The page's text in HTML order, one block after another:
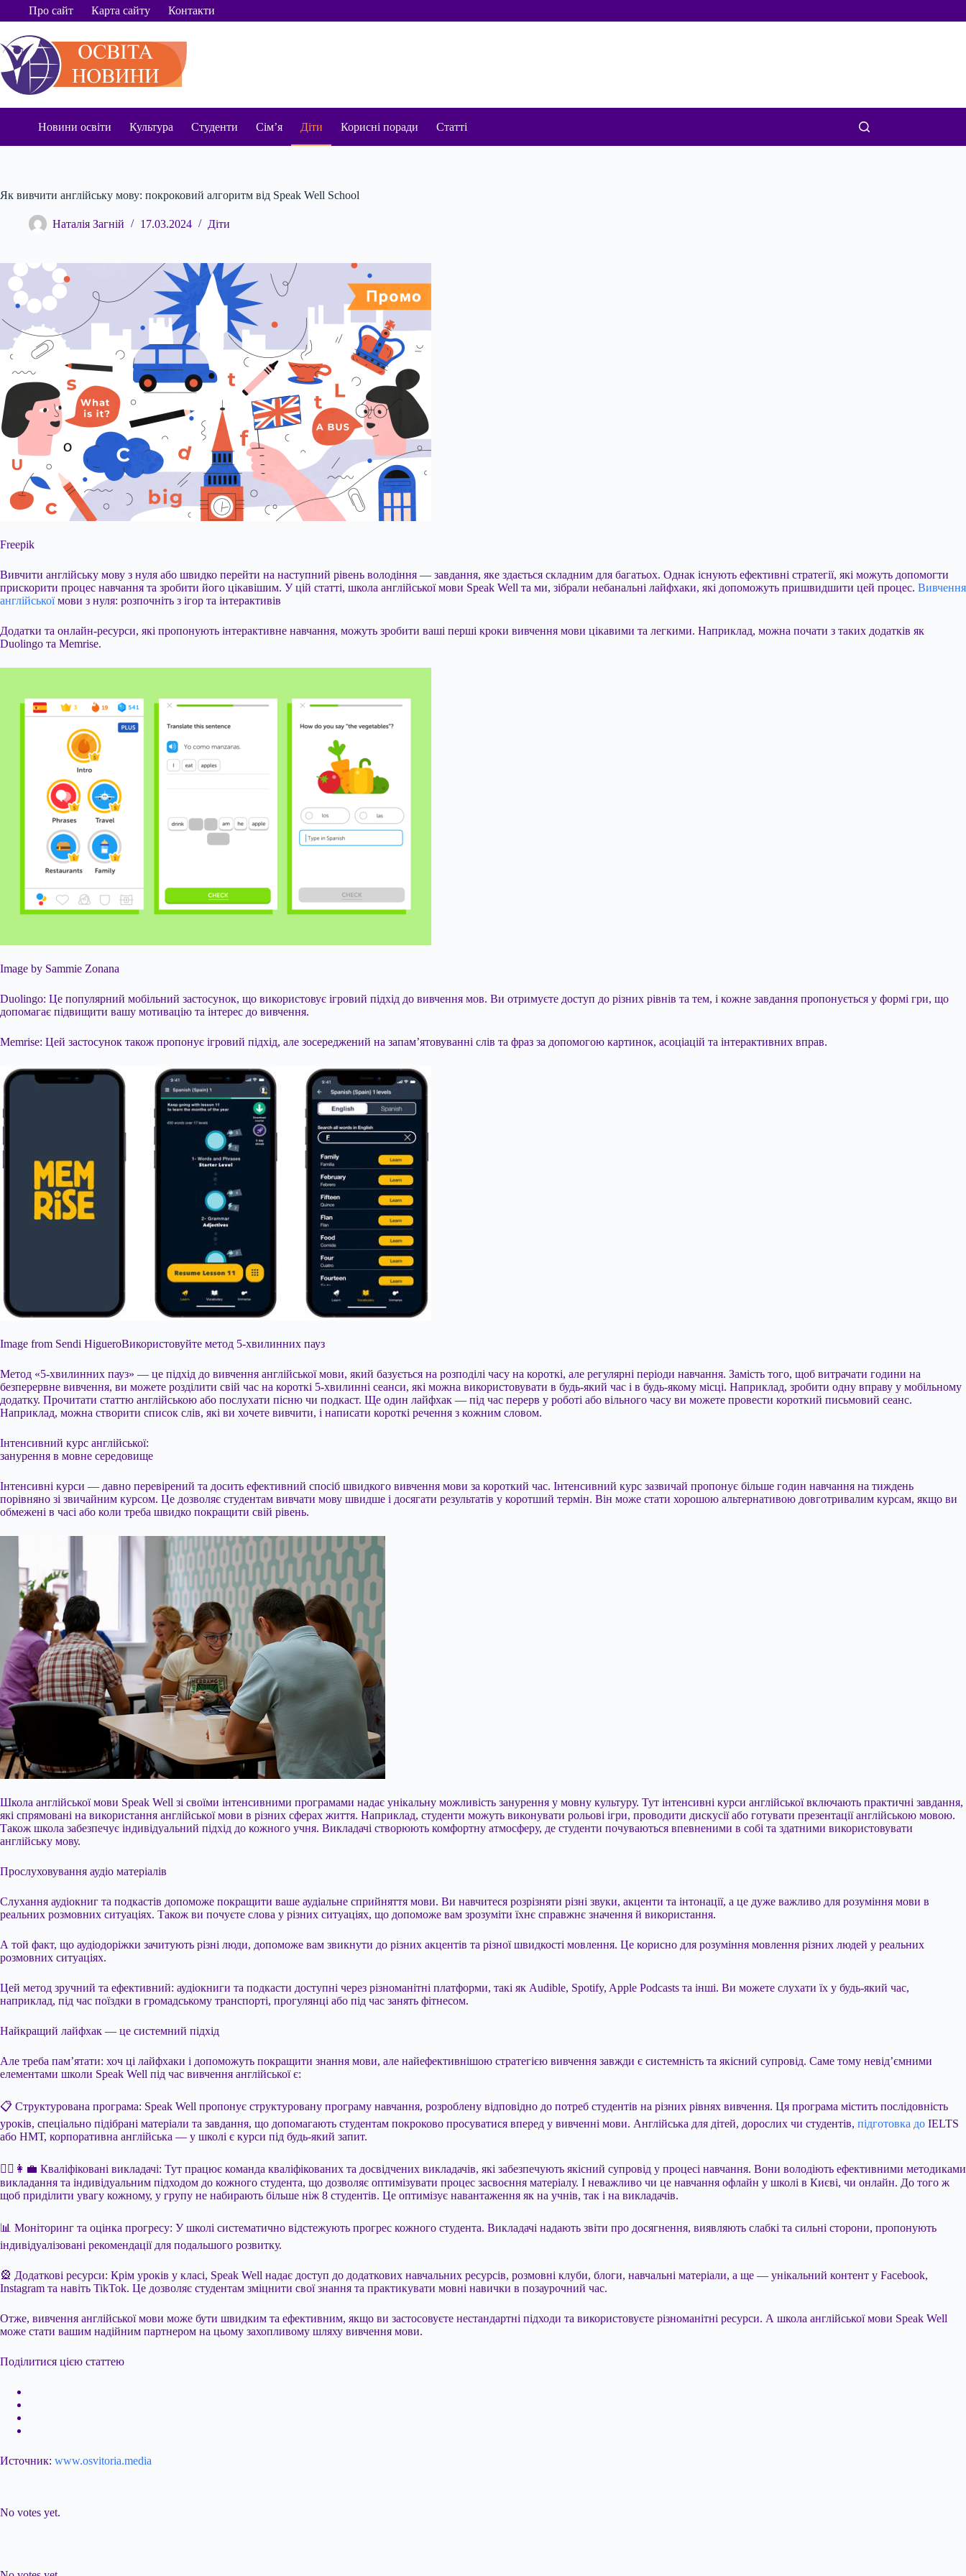
ПерейтиПро сайт Карта сайту Контакти
Новини освіти Культура Студенти Сім’я Діти Корисні поради Статті
Як вивчити англійську мову: покроковий алгоритм від Speak Well School
Наталія Загній 17.03.2024 Діти
Freepik
Вивчити англійську мову з нуля або швидко перейти на наступний рівень володіння — завдання, яке здається складним для багатьох. Однак існують ефективні стратегії, які можуть допомогти
прискорити процес навчання та зробити його цікавішим. У цій статті, школа англійської мови Speak Well та ми, зібрали небанальні лайфхаки, які допоможуть пришвидшити цей процес. Вивчення
англійськоїмови з нуля: розпочніть з ігор та інтерактивів
Додатки та онлайн-ресурси, які пропонують інтерактивне навчання, можуть зробити ваші перші кроки вивчення мови цікавими та легкими. Наприклад, можна почати з таких додатків як
Duolingo та Memrise.
Image by Sammie Zonana
Duolingo: Це популярний мобільний застосунок, що використовує ігровий підхід до вивчення мов. Ви отримуєте доступ до різних рівнів та тем, і кожне завдання пропонується у формі гри, що
допомагає підвищити вашу мотивацію та інтерес до вивчення.
Memrise: Цей застосунок також пропонує ігровий підхід, але зосереджений на запам’ятовуванні слів та фраз за допомогою картинок, асоціацій та інтерактивних вправ.
Image from Sendi HigueroВикористовуйте метод 5-хвилинних пауз
Метод «5-хвилинних пауз» — це підхід до вивчення англійської мови, який базується на розподілі часу на короткі, але регулярні періоди навчання. Замість того, щоб витрачати години на
безперервне вивчення, ви можете розділити свій час на короткі 5-хвилинні сеанси, які можна використовувати в будь-який час і в будь-якому місці. Наприклад, зробити одну вправу у мобільному
додатку. Прочитати статтю англійською або послухати пісню чи подкаст. Ще один лайфхак — під час перерв у роботі або вільного часу ви можете провести короткий письмовий сеанс.
Наприклад, можна створити список слів, які ви хочете вивчити, і написати короткі речення з кожним словом.
Інтенсивний курс англійської:
занурення в мовне середовище
Інтенсивні курси — давно перевірений та досить ефективний спосіб швидкого вивчення мови за короткий час. Інтенсивний курс зазвичай пропонує більше годин навчання на тиждень
порівняно зі звичайним курсом. Це дозволяє студентам вивчати мову швидше і досягати результатів у коротший термін. Він може стати хорошою альтернативою довготривалим курсам, якщо ви
обмежені в часі або коли треба швидко покращити свій рівень.
Школа англійської мови Speak Well зі своїми інтенсивними програмами надає унікальну можливість занурення у мовну культуру. Тут інтенсивні курси англійської включають практичні завдання,
які спрямовані на використання англійської мови в різних сферах життя. Наприклад, студенти можуть виконувати рольові ігри, проводити дискусії або готувати презентації англійською мовою.
Також школа забезпечує індивідуальний підхід до кожного учня. Викладачі створюють комфортну атмосферу, де студенти почуваються впевненими в собі та здатними використовувати
англійську мову.
Прослуховування аудіо матеріалів
Слухання аудіокниг та подкастів допоможе покращити ваше аудіальне сприйняття мови. Ви навчитеся розрізняти різні звуки, акценти та інтонації, а це дуже важливо для розуміння мови в
реальних розмовних ситуаціях. Також ви почуєте слова у різних ситуаціях, що допоможе вам зрозуміти їхнє справжнє значення й використання.
А той факт, що аудіодоріжки зачитують різні люди, допоможе вам звикнути до різних акцентів та різної швидкості мовлення. Це корисно для розуміння мовлення різних людей у реальних
розмовних ситуаціях.
Цей метод зручний та ефективний: аудіокниги та подкасти доступні через різноманітні платформи, такі як Audible, Spotify, Apple Podcasts та інші. Ви можете слухати їх у будь-який час,
наприклад, під час поїздки в громадському транспорті, прогулянці або під час занять фітнесом.
Найкращий лайфхак — це системний підхід
Але треба пам’ятати: хоч ці лайфхаки і допоможуть покращити знання мови, але найефективнішою стратегією вивчення завжди є системність та якісний супровід. Саме тому невід’ємними
елементами школи Speak Well під час вивчення англійської є:
📋 Структурована програма: Speak Well пропонує структуровану програму навчання, розроблену відповідно до потреб студентів на різних рівнях вивчення. Ця програма містить послідовність
уроків, спеціально підібрані матеріали та завдання, що допомагають студентам покроково просуватися вперед у вивченні мови. Англійська для дітей, дорослих чи студентів, підготовка до IELTS
або НМТ, корпоративна англійська — у школі є курси під будь-який запит.
💁‍♂️👩‍💼 Кваліфіковані викладачі: Тут працює команда кваліфікованих та досвідчених викладачів, які забезпечують якісний супровід у процесі навчання. Вони володіють ефективними методиками
викладання та індивідуальним підходом до кожного студента, що дозволяє оптимізувати процес засвоєння матеріалу. І неважливо чи це навчання офлайн у школі в Києві, чи онлайн. До того ж
щоб приділити увагу кожному, у групу не набирають більше ніж 8 студентів. Це оптимізує навантаження як на учнів, так і на викладачів.
📊 Моніторинг та оцінка прогресу: У школі систематично відстежують прогрес кожного студента. Викладачі надають звіти про досягнення, виявляють слабкі та сильні сторони, пропонують
індивідуалізовані рекомендації для подальшого розвитку.
🎡 Додаткові ресурси: Крім уроків у класі, Speak Well надає доступ до додаткових навчальних ресурсів, розмовні клуби, блоги, навчальні матеріали, а ще — унікальний контент у Facebook,
Instagram та навіть TikTok. Це дозволяє студентам зміцнити свої знання та практикувати мовні навички в позаурочний час.
Отже, вивчення англійської мови може бути швидким та ефективним, якщо ви застосовуєте нестандартні підходи та використовуєте різноманітні ресурси. А школа англійської мови Speak Well
може стати вашим надійним партнером на цьому захопливому шляху вивчення мови.
Поділитися цією статтею
Источник: www.osvitoria.media
No votes yet.